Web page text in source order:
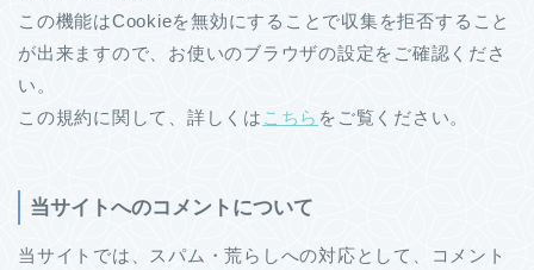
この機能はCookieを無効にすることで収集を拒否すること
が出来ますので、お使いのブラウザの設定をご確認くださ
い。
この規約に関して、詳しくは こちら をご覧ください。
当サイトへのコメントについて
当サイトでは、スパム・荒らしへの対応として、コメント